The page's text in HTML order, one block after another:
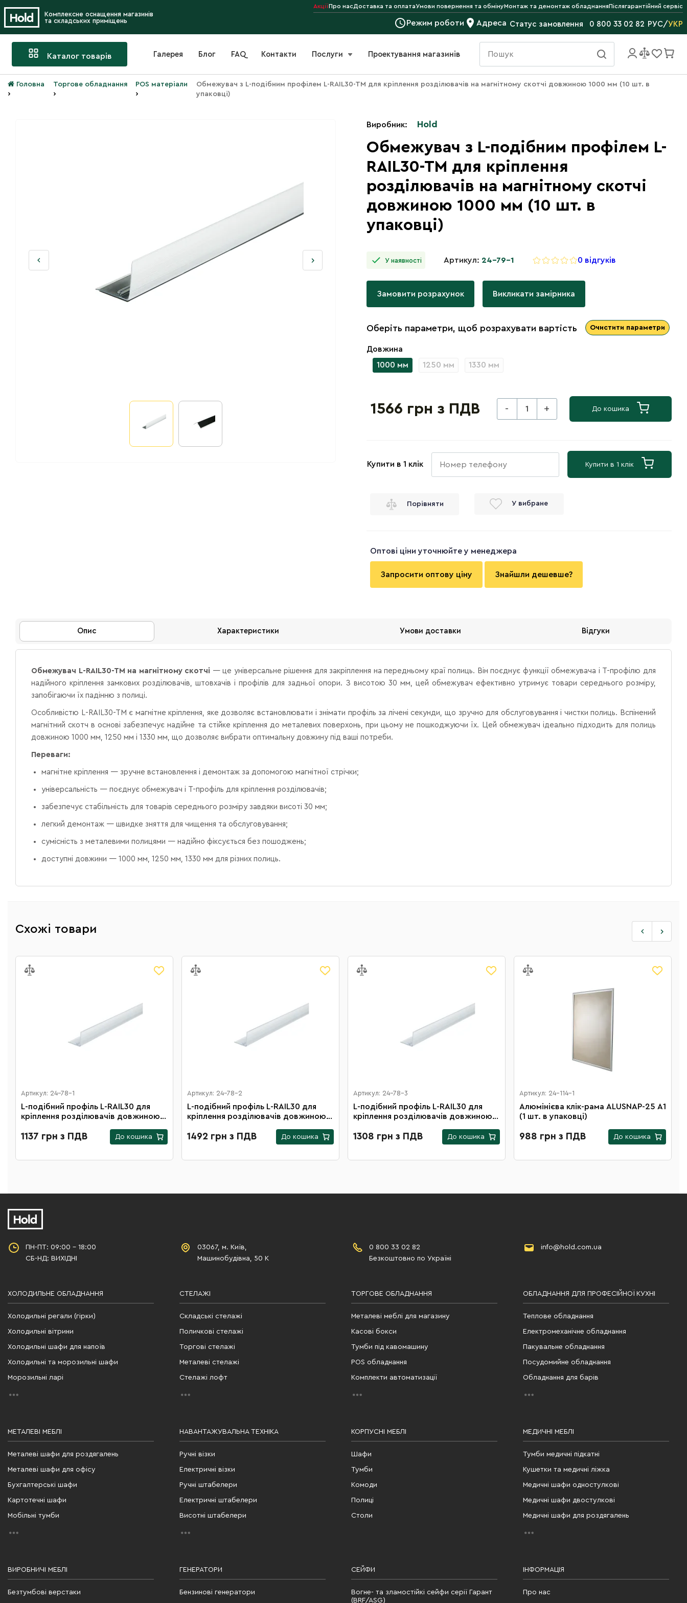
Комплексне оснащення магазинів
та складських приміщень
АкціїПро насДоставка та оплатаУмови повернення та обмінуМонтаж та демонтаж обладнанняПіслягарантійний сервіс
Режим роботи Адреса Статус замовлення 0 800 33 02 82 РУС/УКР
Каталог товарів Галерея Блог FAQ Контакти Послуги Проектування магазинів
Головна
›
Торгове обладнання
›
POS матеріали
›
Обмежувач з L-подібним профілем L-RAIL30-TM для кріплення розділювачів на магнітному скотчі довжиною 1000 мм (10 шт. в
упаковці)
Виробник: Hold
Обмежувач з L-подібним профілем L-
RAIL30-TM для кріплення
розділювачів на магнітному скотчі
довжиною 1000 мм (10 шт. в
упаковці)
У наявності Артикул: 24-79-1 0 відгуків
Замовити розрахунок Викликати замірника
Оберіть параметри, щоб розрахувати вартість Очистити параметри
Довжина
1000 мм
1250 мм 1330 мм
1566 грн з ПДВ - + До кошика
Купити в 1 клік Купити в 1 клік
Порівняти У вибране
Оптові ціни уточнюйте у менеджера
Запросити оптову ціну Знайшли дешевше?
Опис Характеристики Умови доставки Відгуки
Обмежувач L-RAIL30-TM на магнітному скотчі — це універсальне рішення для закріплення на передньому краї полиць. Він поєднує функції обмежувача і Т-профілю для
надійного кріплення замкових розділювачів, штовхачів і профілів для задньої опори. З висотою 30 мм, цей обмежувач ефективно утримує товари середнього розміру,
запобігаючи їх падінню з полиці.
Особливістю L-RAIL30-TM є магнітне кріплення, яке дозволяє встановлювати і знімати профіль за лічені секунди, що зручно для обслуговування і чистки полиць. Вспінений
магнітний скотч в основі забезпечує надійне та стійке кріплення до металевих поверхонь, при цьому не пошкоджуючи їх. Цей обмежувач ідеально підходить для полиць
довжиною 1000 мм, 1250 мм і 1330 мм, що дозволяє вибрати оптимальну довжину під ваші потреби.
Переваги:
магнітне кріплення — зручне встановлення і демонтаж за допомогою магнітної стрічки;
універсальність — поєднує обмежувач і Т-профіль для кріплення розділювачів;
забезпечує стабільність для товарів середнього розміру завдяки висоті 30 мм;
легкий демонтаж — швидке зняття для чищення та обслуговування;
сумісність з металевими полицями — надійно фіксується без пошоджень;
доступні довжини — 1000 мм, 1250 мм, 1330 мм для різних полиць.
Схожі товари
Артикул: 24-78-1
L-подібний профіль L-RAIL30 для
кріплення розділювачів довжиною
1137 грн з ПДВ До кошика
Артикул: 24-78-2
L-подібний профіль L-RAIL30 для
кріплення розділювачів довжиною
1492 грн з ПДВ До кошика
Артикул: 24-78-3
L-подібний профіль L-RAIL30 для
кріплення розділювачів довжиною
1308 грн з ПДВ До кошика
Артикул: 24-114-1
Алюмінієва клік-рама ALUSNAP-25 А1
(1 шт. в упаковці)
988 грн з ПДВ До кошика
ПН-ПТ: 09:00 - 18:00
СБ-НД: ВИХІДНІ
03067, м. Київ,
Машинобудівна, 50 К
0 800 33 02 82
Безкоштовно по Україні
info@hold.com.ua
ХОЛОДИЛЬНЕ ОБЛАДНАННЯ
Холодильні регали (гірки)
Холодильні вітрини
Холодильні шафи для напоїв
Холодильні та морозильні шафи
Морозильні ларі
СТЕЛАЖІ
Складські стелажі
Поличкові стелажі
Торгові стелажі
Металеві стелажі
Стелажі лофт
ТОРГОВЕ ОБЛАДНАННЯ
Металеві меблі для магазину
Касові бокси
Тумби під кавомашину
POS обладнання
Комплекти автоматизації
ОБЛАДНАННЯ ДЛЯ ПРОФЕСІЙНОЇ КУХНІ
Теплове обладнання
Електромеханічне обладнання
Пакувальне обладнання
Посудомийне обладнання
Обладнання для барів
МЕТАЛЕВІ МЕБЛІ
Металеві шафи для роздягалень
Металеві шафи для офісу
Бухгалтерські шафи
Картотечні шафи
Мобільні тумби
НАВАНТАЖУВАЛЬНА ТЕХНІКА
Ручні візки
Електричні візки
Ручні штабелери
Електричні штабелери
Висотні штабелери
КОРПУСНІ МЕБЛІ
Шафи
Тумби
Комоди
Полиці
Столи
МЕДИЧНІ МЕБЛІ
Тумби медичні підкатні
Кушетки та медичні ліжка
Медичні шафи одностулкові
Медичні шафи двостулкові
Медичні шафи для роздягалень
ВИРОБНИЧІ МЕБЛІ
Безтумбові верстаки
ГЕНЕРАТОРИ
Бензинові генератори
СЕЙФИ
Вогне- та зламостійкі сейфи серії Гарант
(BRF/ASG)
ІНФОРМАЦІЯ
Про нас